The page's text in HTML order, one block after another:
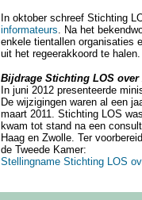
In oktober schreef Stichting
informateurs. Na het
enkele tientallen organisaties
uit het regeerakkoord te
Bijdrage Stichting LOS over
In juni 2012 presenteerde
De wijzigingen waren al een
maart 2011. Stichting LOS
kwam tot stand na een
Haag en Zwolle. Ter
de Tweede Kamer:
Stellingname Stichting LOS